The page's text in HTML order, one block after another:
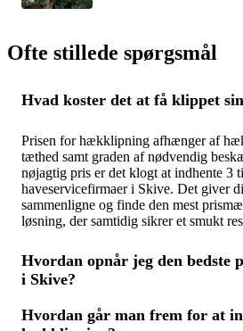
Ofte stillede spørgsmål
Hvad koster det at få klippet
Prisen for hækklipning afhænger af
tæthed samt graden af nødvendig
nøjagtig pris er det klogt at indhente 3
haveservicefirmaer i Skive. Det giver
sammenligne og finde den mest
løsning, der samtidig sikrer et smukt
Hvordan opnår jeg den bedste
i Skive?
For at få den bedste pris på
Hvordan går man frem for at